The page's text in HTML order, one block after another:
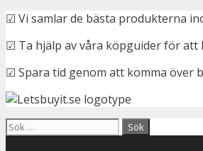
☑ Vi samlar de bästa produkterna
☑ Ta hjälp av våra köpguider för att
☑ Spara tid genom att komma över
Sök